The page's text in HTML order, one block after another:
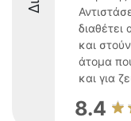
διαθέτει
και
άτομα
και για
8.4